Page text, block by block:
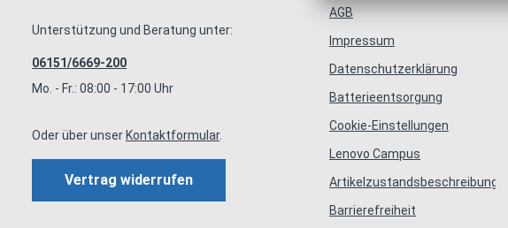
Unterstützung und Beratung unter:
06151/6669-200
Mo. - Fr.: 08:00 - 17:00 Uhr
Oder über unser Kontaktformular.
Vertrag widerrufen
AGB
Impressum
Datenschutzerklärung
Batterieentsorgung
Cookie-Einstellungen
Lenovo Campus
Artikelzustandsbeschreibungen
Barrierefreiheit